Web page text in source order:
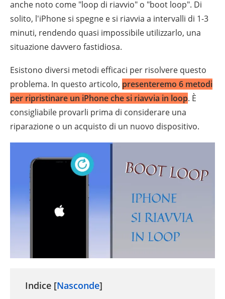
anche noto come "loop di riavvio" o "boot loop". Di
solito, l'iPhone si spegne e si riavvia a intervalli di 1-3
minuti, rendendo quasi impossibile utilizzarlo, una
situazione davvero fastidiosa.
Esistono diversi metodi efficaci per risolvere questo
problema. In questo articolo, presenteremo 6 metodi
per ripristinare un iPhone che si riavvia in loop. È
consigliabile provarli prima di considerare una
riparazione o un acquisto di un nuovo dispositivo.
Indice [Nasconde]